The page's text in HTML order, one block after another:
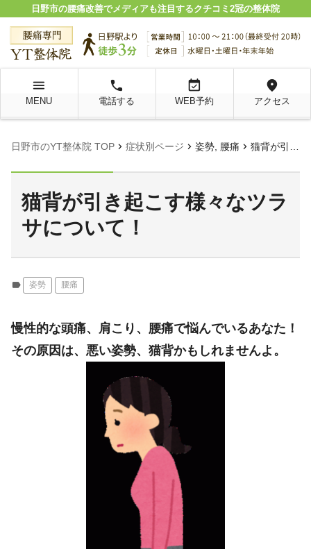
日野市の腰痛改善でメディアも注目するクチコミ2冠の整体院
menu
MENU
local_phone
電話する
event_available
WEB予約
location_on
アクセス
日野市のYT整体院 TOP chevron_right 症状別ページ chevron_right 姿勢, 腰痛 chevron_right 猫背が引き起こす様々なツラサについて！
猫背が引き起こす様々なツラ
サについて！
label 姿勢 腰痛
慢性的な頭痛、肩こり、腰痛で悩んでいるあなた！
その原因は、悪い姿勢、猫背かもしれませんよ。